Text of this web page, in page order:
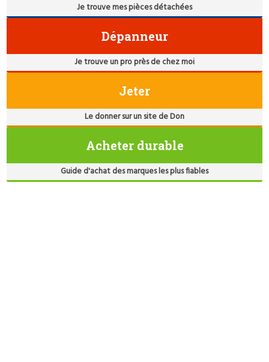
Je trouve mes pièces détachées
Dépanneur
Je trouve un pro près de chez moi
Jeter
Le donner sur un site de Don
Acheter durable
Guide d'achat des marques les plus fiables